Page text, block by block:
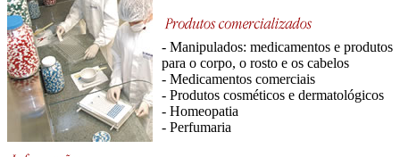
- Manipulados: medicamentos e produtos
para o corpo, o rosto e os cabelos
- Medicamentos comerciais
- Produtos cosméticos e dermatológicos
- Homeopatia
- Perfumaria